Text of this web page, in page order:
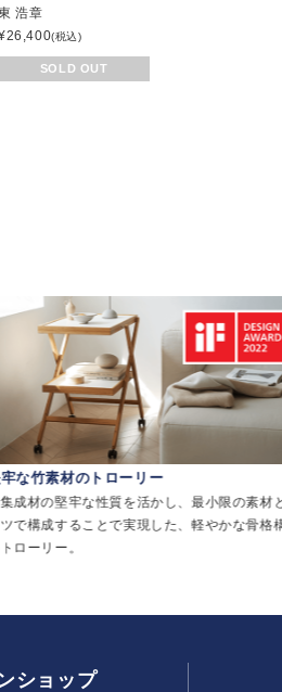
浩章
26,400(税込)
SOLD OUT
な竹素材のトローリー
成材の堅牢な性質を活かし、最小限の素材
で構成することで実現した、軽やかな骨格
ローリー。
ショップ